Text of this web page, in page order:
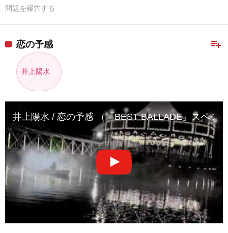
問題を報告する
playlist_add
恋の予感
井上陽水
井上陽水 / 恋の予感 （「BEST BALLADE」スペシ